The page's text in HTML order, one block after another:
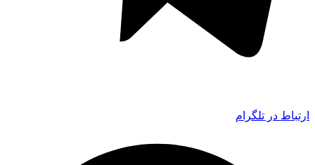
ارتباط در تلگرام